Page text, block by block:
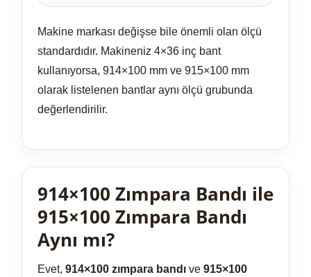
Makine markası değişse bile önemli olan ölçü
standardıdır. Makineniz 4×36 inç bant
kullanıyorsa, 914×100 mm ve 915×100 mm
olarak listelenen bantlar aynı ölçü grubunda
değerlendirilir.
914×100 Zımpara Bandı ile
915×100 Zımpara Bandı
Aynı mı?
Evet, 914×100 zımpara bandı ve 915×100